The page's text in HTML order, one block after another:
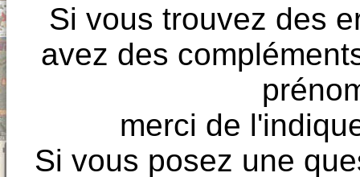
Si vous trouvez des
avez des
merci de
Si vous posez une